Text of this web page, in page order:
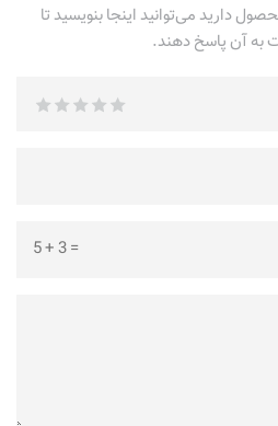
دارید می‌توانید اینجا بنویسید تا
به آن پاسخ دهند.
=
3
+
5